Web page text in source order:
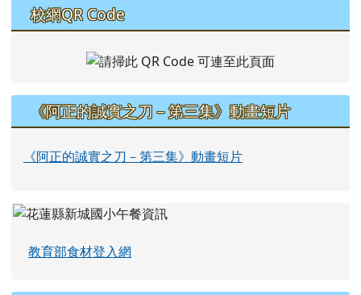
校網QR Code
《阿正的誠實之刀－第三集》動畫短片
《阿正的誠實之刀－第三集》動畫短片
教育部食材登入網